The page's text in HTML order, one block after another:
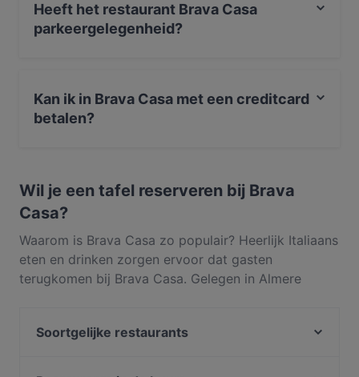
Heeft het restaurant Brava Casa
parkeergelegenheid?
Kan ik in Brava Casa met een creditcard
betalen?
Wil je een tafel reserveren bij Brava
Casa?
Waarom is Brava Casa zo populair? Heerlijk Italiaans
eten en drinken zorgen ervoor dat gasten
terugkomen bij Brava Casa. Gelegen in Almere
wat Brava Casa onderscheidt van andere
Soortgelijke restaurants